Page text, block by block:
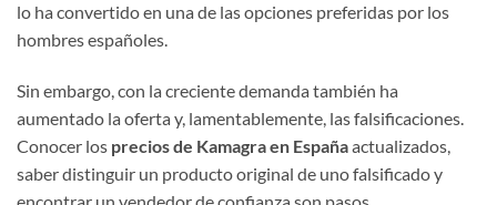
lo ha convertido en una de las opciones preferidas por los
hombres españoles.
Sin embargo, con la creciente demanda también ha
aumentado la oferta y, lamentablemente, las falsificaciones.
Conocer los precios de Kamagra en Españaactualizados,
saber distinguir un producto original de uno falsificado y